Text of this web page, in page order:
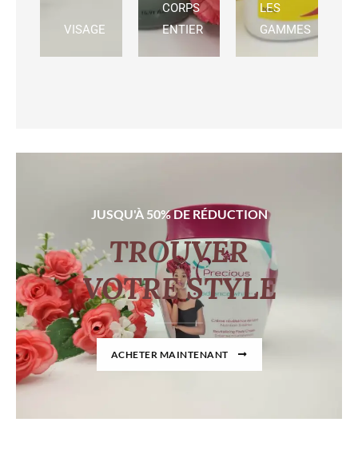
VISAGE
CORPS
ENTIER
LES
GAMMES
JUSQU'À 50% DE RÉDUCTION
TROUVER
VOTRE STYLE
ACHETER MAINTENANT